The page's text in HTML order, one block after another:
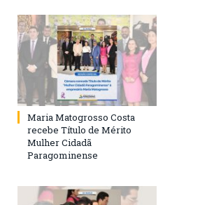
Maria Matogrosso Costa
recebe Título de Mérito
Mulher Cidadã
Paragominense